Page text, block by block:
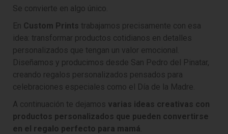
Se convierte en algo único.
En Custom Prints trabajamos precisamente con esa
idea: transformar productos cotidianos en detalles
personalizados que tengan un valor emocional.
Diseñamos y producimos desde San Pedro del Pinatar,
creando regalos personalizados pensados para
celebraciones especiales como el Día de la Madre.
A continuación te dejamos varias ideas creativas con
productos personalizados que pueden convertirse
en el regalo perfecto para mamá